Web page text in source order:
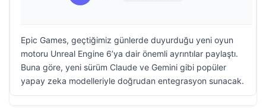
Epic Games, geçtiğimiz günlerde duyurduğu yeni oyun
motoru Unreal Engine 6’ya dair önemli ayrıntılar paylaştı.
Buna göre, yeni sürüm Claude ve Gemini gibi popüler
yapay zeka modelleriyle doğrudan entegrasyon sunacak.